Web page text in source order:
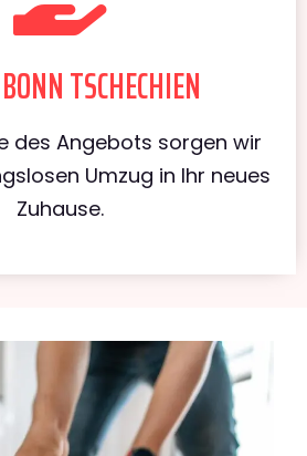
TSCHECHIEN
des Angebots sorgen wir
Umzug in Ihr neues
Zuhause.